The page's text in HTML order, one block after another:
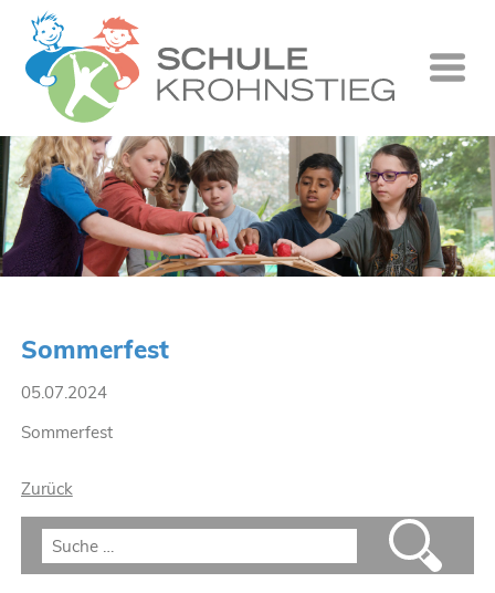
Sommerfest
05.07.2024
Sommerfest
Zurück
Startseite
Wer wir
Was wir
Ganztag